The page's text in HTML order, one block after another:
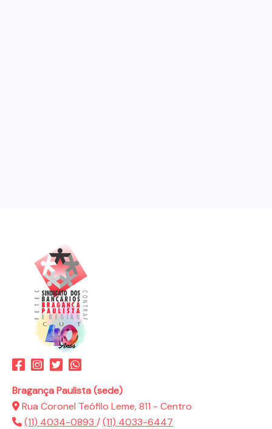
Bragança Paulista (sede)
Rua Coronel Teófilo Leme, 811 - Centro
(11) 4034-0893 /(11) 4033-6447